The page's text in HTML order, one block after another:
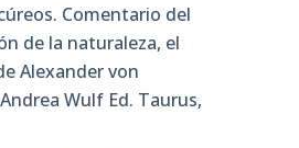
Comentario del
de la naturaleza, el
Alexander von
Wulf Ed. Taurus,